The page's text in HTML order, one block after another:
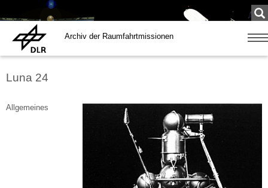
Archiv der Raumfahrtmissionen
Zeige
Luna 24
Allgemeines